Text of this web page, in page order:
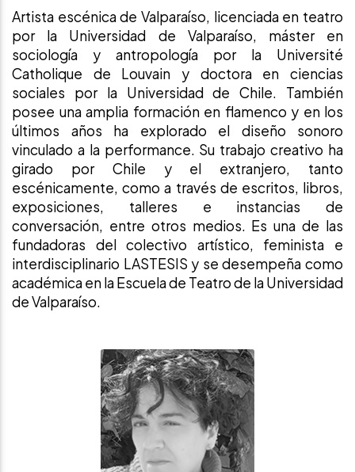
Artista escénica de Valparaíso, licenciada en teatro
por la Universidad de Valparaíso, máster en
sociología y antropología por la Université
Catholique de Louvain y doctora en ciencias
sociales por la Universidad de Chile. También
posee una amplia formación en flamenco y en los
últimos años ha explorado el diseño sonoro
vinculado a la performance. Su trabajo creativo ha
girado por Chile y el extranjero, tanto
escénicamente, como a través de escritos, libros,
exposiciones, talleres e instancias de
conversación, entre otros medios. Es una de las
fundadoras del colectivo artístico, feminista e
interdisciplinario LASTESIS y se desempeña como
académica en la Escuela de Teatro de la Universidad
de Valparaíso.